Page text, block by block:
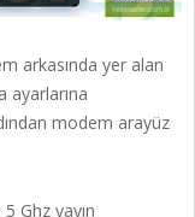
arkasında yer alan
modem arayüz
Ghz yayın